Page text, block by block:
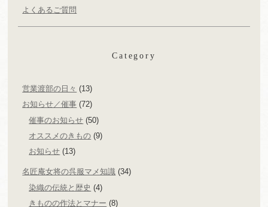
よくあるご質問
Category
営業渡部の日々 (13)
お知らせ／催事 (72)
催事のお知らせ (50)
オススメのきもの (9)
お知らせ (13)
名匠庵女将の呉服マメ知識 (34)
染織の伝統と歴史 (4)
きものの作法とマナー (8)